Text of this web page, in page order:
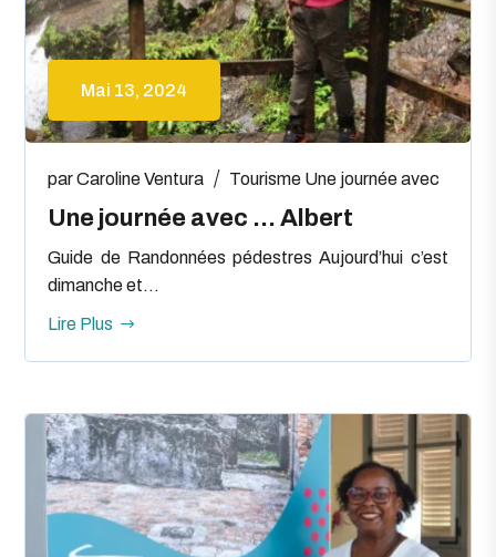
Mai 13, 2024
Une journée avec … Albert
parCaroline Ventura Tourisme Une journée avec
Guide de Randonnées pédestres Aujourd’hui c’est
dimanche et...
Lire Plus